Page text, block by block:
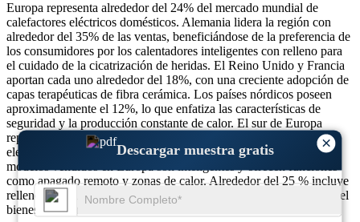
×
Descargar muestra gratis
Europa representa alrededor del 24% del mercado mundial de
calefactores eléctricos domésticos. Alemania lidera la región con
alrededor del 35% de las ventas, beneficiándose de la preferencia de
los consumidores por los calentadores inteligentes con relleno para
el cuidado de la cicatrización de heridas. El Reino Unido y Francia
aportan cada uno alrededor del 18%, con una creciente adopción de
capas terapéuticas de fibra cerámica. Los países nórdicos poseen
aproximadamente el 12%, lo que enfatiza las características de
seguridad y la producción constante de calor. El sur de Europa
representa el 10%, adoptando calefactores con autoapagado y
elementos de ahorro energético. Alrededor del 26% de todos los
modelos vendidos en Europa son inteligentes y ofrecen funciones
como apagado remoto y zonas de calor. Alrededor del 25 % incluye
relleno para el cuidado de la cicatrización de heridas para mejorar el
bienestar del usuario durante los meses más fríos.